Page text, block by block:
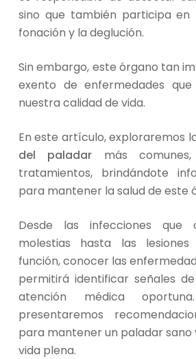
sino que también participa en
fonación y la deglución.
Sin embargo, este órgano tan
exento de enfermedades
nuestra calidad de vida.
En este artículo, exploraremos
del paladar más
tratamientos, brindándote
para mantener la salud de este
Desde las infecciones que
molestias hasta las
función, conocer las
permitirá identificar señales
atención médica
presentaremos
para mantener un paladar sano
vida plena.